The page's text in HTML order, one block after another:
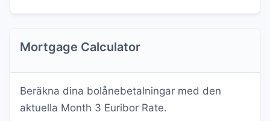
Mortgage Calculator
Beräkna dina bolånebetalningar med den
aktuella Month 3 Euribor Rate.